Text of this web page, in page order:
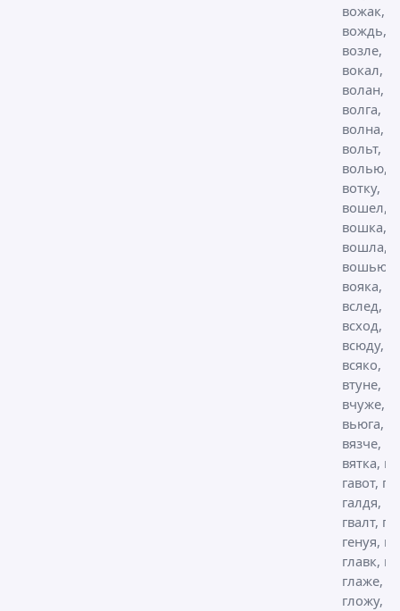
вожак,
вождь,
возле,
вокал,
волан,
волга,
волна,
вольт,
волью,
вотку,
вошел,
вошка,
вошла,
вошью,
вояка,
вслед,
всход,
всюду,
всяко,
втуне,
вчуже,
вьюга,
вязче,
вятка,
гавот,
галдя,
гвалт,
генуя,
главк,
глаже,
гложу,